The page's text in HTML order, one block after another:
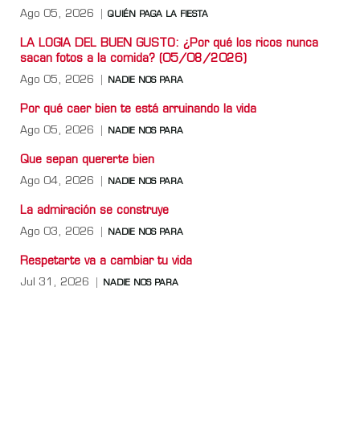
Ago 05, 2026 QUIÉN PAGA LA FIESTA
LA LOGIA DEL BUEN GUSTO: ¿Por qué los ricos nunca
sacan fotos a la comida? (05/08/2026)
Ago 05, 2026 NADIE NOS PARA
Por qué caer bien te está arruinando la vida
Ago 05, 2026 NADIE NOS PARA
Que sepan quererte bien
Ago 04, 2026 NADIE NOS PARA
La admiración se construye
Ago 03, 2026 NADIE NOS PARA
Respetarte va a cambiar tu vida
Jul 31, 2026 NADIE NOS PARA